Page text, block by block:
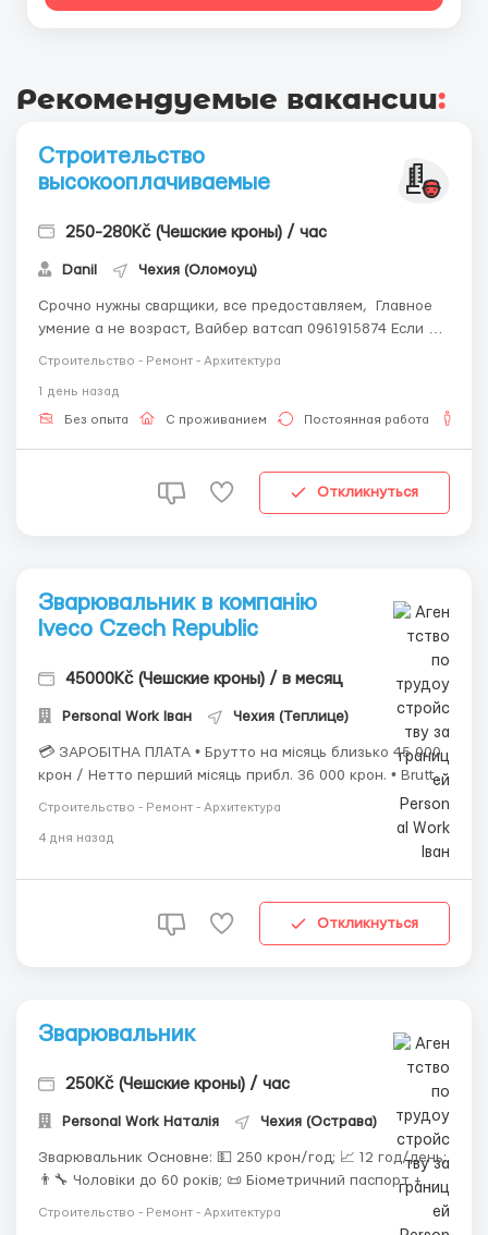
Рекомендуемые вакансии:
Строительство
высокооплачиваемые
250-280Kč (Чешские кроны) / час
Danil Чехия (Оломоуц)
Срочно нужны сварщики, все предоставляем, Главное
умение а не возраст, Вайбер ватсап 0961915874 Если не
кто умеет или хочет научиться реально зарабатывать
...
Строительство - Ремонт - Архитектура
1 день назад
Без опыта С проживанием Постоянная работа
Откликнуться
Зварювальник в компанію
Iveco Czech Republic
45000Kč (Чешские кроны) / в месяц
Personal Work Іван Чехия (Теплице)
💳 ЗАРОБІТНА ПЛАТА • Брутто на місяць близько 45 000
крон / Нетто перший місяць прибл. 36 000 крон. • Brutto
за годину приблизно 210 Kč/год. • 7,5 робочих годин/
день. • Додаткова плата: Післяобідня зміна + 12 крон/
год; Нічна зміна + 18 %/год; Наднормова робота + 30 %/
Строительство - Ремонт - Архитектура
4 дня назад
Откликнуться
Зварювальник
250Kč (Чешские кроны) / час
Personal Work Наталія Чехия (Острава)
Зварювальник Основне: 💵 250 крон/год; 📈 12 год/день;
👨‍🔧 Чоловіки до 60 років; 📜 Біометричний паспорт +
Строительство - Ремонт - Архитектура